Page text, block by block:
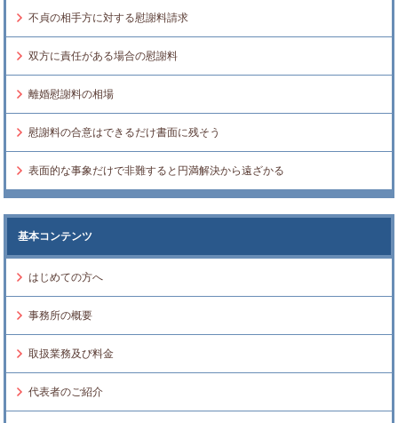
不貞の相手方に対する慰謝料請求
双方に責任がある場合の慰謝料
離婚慰謝料の相場
慰謝料の合意はできるだけ書面に残そう
表面的な事象だけで非難すると円満解決から遠ざかる
基本コンテンツ
はじめての方へ
事務所の概要
取扱業務及び料金
代表者のご紹介